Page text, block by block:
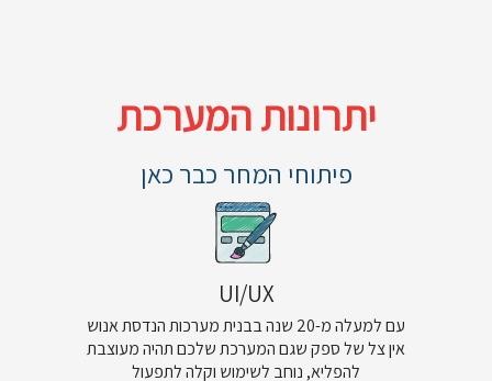
יתרונות המערכת
פיתוחי המחר כבר כאן
UI/UX
עם למעלה מ-20 שנה בבנית מערכות הנדסת אנוש
אין צל של ספק שגם המערכת שלכם תהיה מעוצבת
להפליא, נוחב לשימוש וקלה לתפעול